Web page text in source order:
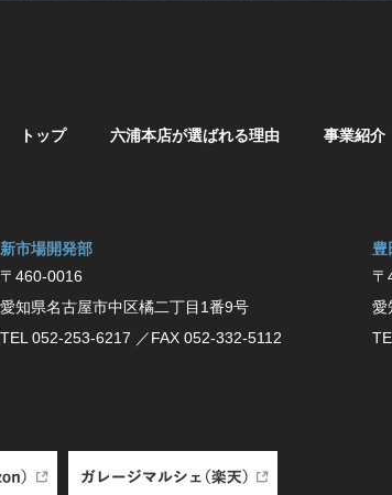
トップ 六浦本店が選ばれる理由 事業紹介
新市場開発部
〒460-0016
愛知県名古屋市中区橘二丁目1番9号
TEL 052-253-6217 ／FAX 052-332-5112
豊
〒
愛